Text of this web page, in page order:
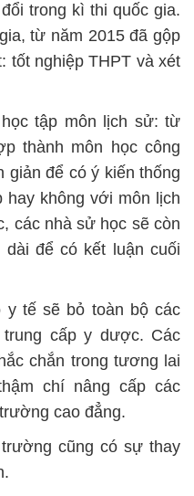
trong kì thi quốc gia.
từ năm 2015 đã gộp
tốt nghiệp THPT và xét
tập môn lịch sử: từ
thành môn học công
giản để có ý kiến thống
hay không với môn lịch
các nhà sử học sẽ còn
để có kết luận cuối
tế sẽ bỏ toàn bộ các
cấp y dược. Các
chắn trong tương lai
chí nâng cấp các
cao đẳng.
cũng có sự thay